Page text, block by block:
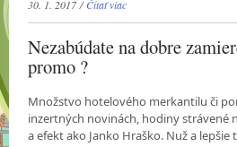
30. 1. 2017 /Čítať viac
Nezabúdate na dobre
promo ?
Množstvo hotelového merkantilu či
inzertných novinách, hodiny strávené
a efekt ako Janko Hraško. Nuž a lepšie